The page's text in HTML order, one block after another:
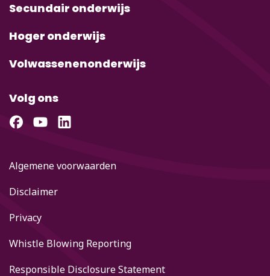
Secundair onderwijs
Hoger onderwijs
Volwassenenonderwijs
Volg ons
Algemene voorwaarden
Disclaimer
Privacy
Whistle Blowing Reporting
Responsible Disclosure Statement